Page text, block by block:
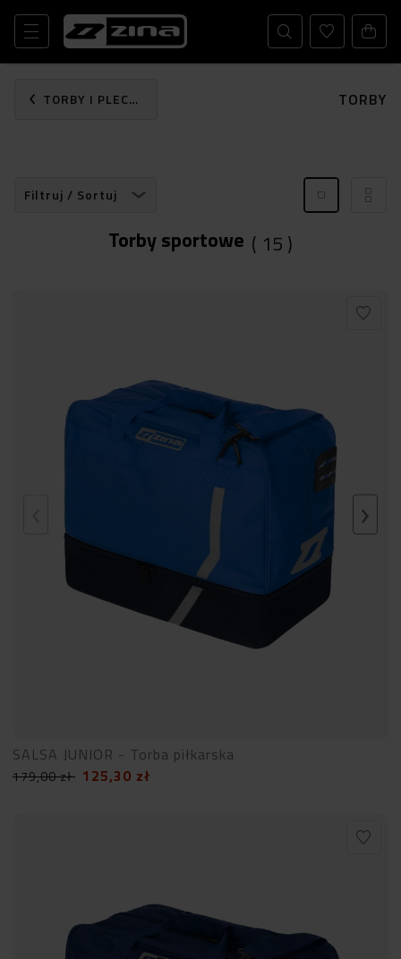
TORBY I PLECAKI TORBY
Filtruj / Sortuj
Torby sportowe ( 15 )
SALSA JUNIOR - Torba piłkarska
179,00zł 125,30 zł